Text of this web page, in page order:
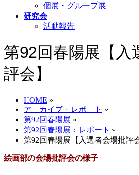
個展・グループ展
研究会
活動報告
第92回春陽展【入
評会】
HOME »
アーカイブ・レポート »
第92回春陽展 »
第92回春陽展：レポート »
第92回春陽展【入選者会場批評会
絵画部の会場批評会の様子